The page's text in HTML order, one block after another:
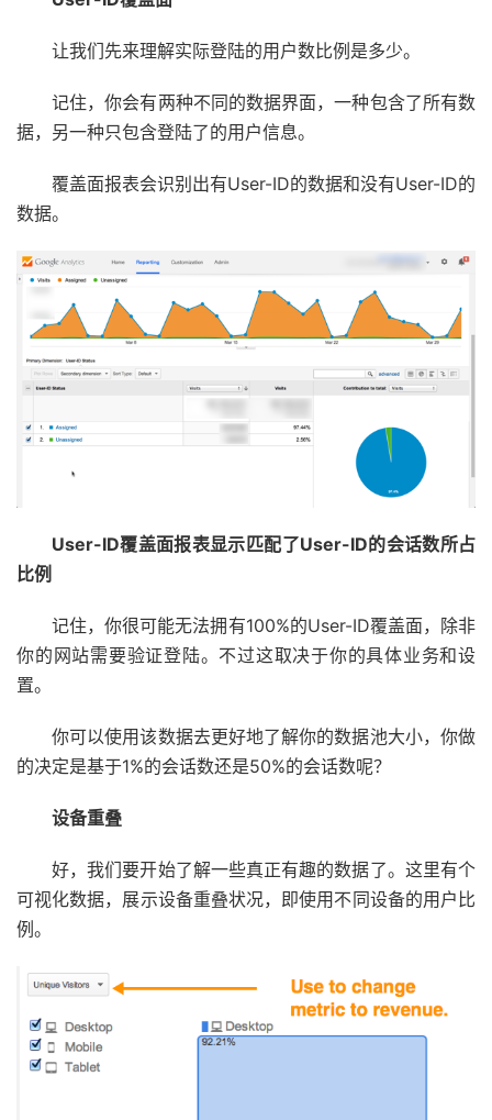
让我们先来理解实际登陆的用户数比例是多少。
记住，你会有两种不同的数据界面，一种包含了所有数
据，另一种只包含登陆了的用户信息。
覆盖面报表会识别出有User-ID的数据和没有User-ID的
数据。
User-ID覆盖面报表显示匹配了User-ID的会话数所占
比例
记住，你很可能无法拥有100%的User-ID覆盖面，除非
你的网站需要验证登陆。不过这取决于你的具体业务和设
置。
你可以使用该数据去更好地了解你的数据池大小，你做
的决定是基于1%的会话数还是50%的会话数呢？
设备重叠
好，我们要开始了解一些真正有趣的数据了。这里有个
可视化数据，展示设备重叠状况，即使用不同设备的用户比
例。